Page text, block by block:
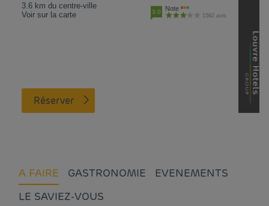
3.6 km du centre-ville
Voir sur la carte
3.0 Note
1562 avis
Réserver
A FAIRE GASTRONOMIE
EVENEMENTS
LE SAVIEZ-VOUS